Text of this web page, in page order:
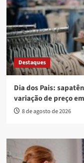
Destaques
Dia dos Pais:
variação de preço
8 de agosto de 2026